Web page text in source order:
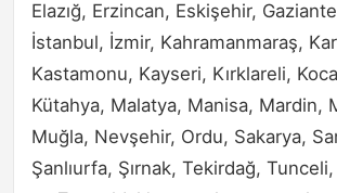
Elazığ, Erzincan, Eskişehir,
İstanbul, İzmir, Kahramanmaraş,
Kastamonu, Kayseri, Kırklareli,
Kütahya, Malatya, Manisa, Mardin,
Muğla, Nevşehir, Ordu, Sakarya,
Şanlıurfa, Şırnak, Tekirdağ,